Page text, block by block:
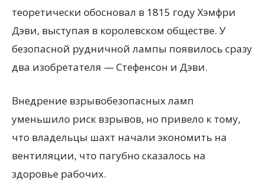
теоретически обосновал в 1815 году Хэмфри
Дэви, выступая в королевском обществе. У
безопасной рудничной лампы появилось сразу
два изобретателя — Стефенсон и Дэви.
Внедрение взрывобезопасных ламп
уменьшило риск взрывов, но привело к тому,
что владельцы шахт начали экономить на
вентиляции, что пагубно сказалось на
здоровье рабочих.